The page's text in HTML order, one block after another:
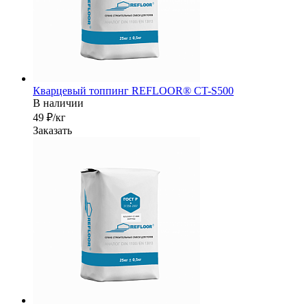
Кварцевый топпинг REFLOOR® CT-S500
В наличии
49 ₽/кг
Заказать